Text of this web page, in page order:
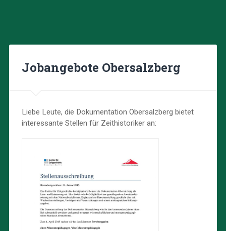
Jobangebote Obersalzberg
Liebe Leute, die Dokumentation Obersalzberg bietet
interessante Stellen für Zeithistoriker an: